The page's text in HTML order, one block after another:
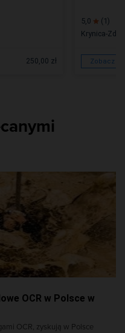
250,00 zł
5,0
(1)
Krynica-Zdrój
Zobacz
OCR w Polsce w
OCR, zyskują w Polsce